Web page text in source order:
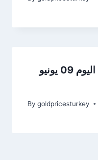
سعر الذهب في تركيا اليوم 09 يونيو
By goldpricesturkey